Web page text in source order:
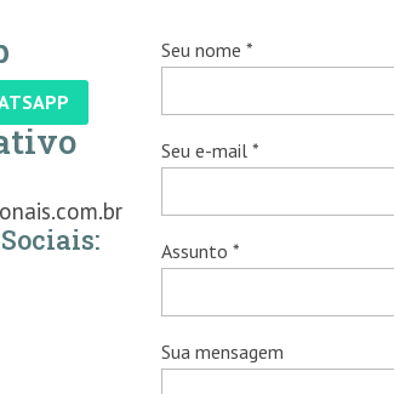
Seu nome *
Seu e-mail *
Assunto *
Sua mensagem